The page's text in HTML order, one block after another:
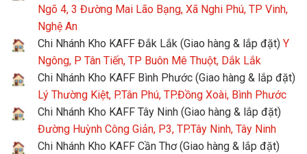
Ngõ 4, 3 Đường Mai Lão Bạng, Xã Nghi Phú, TP Vinh,
Nghệ An
Chi Nhánh Kho KAFF Đắk Lắk (Giao hàng & lắp đặt) Y
Ngông, P Tân Tiến, TP Buôn Mê Thuột, Dắk Lắk
Chi Nhánh Kho KAFF Bình Phước (Giao hàng & lắp đặt)
Lý Thường Kiệt, P.Tân Phú, TP.Đồng Xoài, Bình Phước
Chi Nhánh Kho KAFF Tây Ninh (Giao hàng & lắp đặt)
Đường Huỳnh Công Giản, P3, TP.Tây Ninh, Tây Ninh
Chi Nhánh Kho KAFF Cần Thơ (Giao hàng & lắp đặt)